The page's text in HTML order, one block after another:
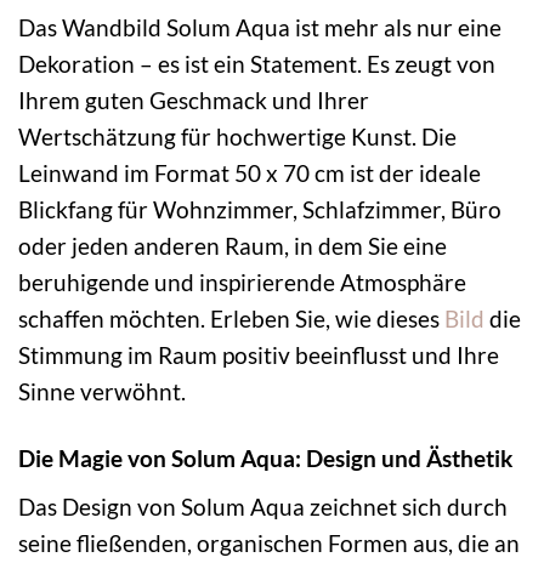
Das Wandbild Solum Aqua ist mehr als nur eine
Dekoration – es ist ein Statement. Es zeugt von
Ihrem guten Geschmack und Ihrer
Wertschätzung für hochwertige Kunst. Die
Leinwand im Format 50 x 70 cm ist der ideale
Blickfang für Wohnzimmer, Schlafzimmer, Büro
oder jeden anderen Raum, in dem Sie eine
beruhigende und inspirierende Atmosphäre
schaffen möchten. Erleben Sie, wie dieses Bild die
Stimmung im Raum positiv beeinflusst und Ihre
Sinne verwöhnt.
Die Magie von Solum Aqua: Design und Ästhetik
Das Design von Solum Aqua zeichnet sich durch
seine fließenden, organischen Formen aus, die an